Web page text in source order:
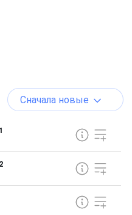
Сначала новые